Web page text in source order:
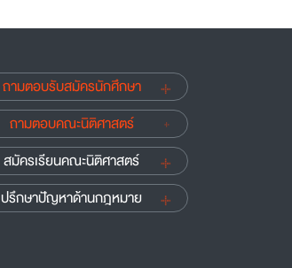
ถามตอบรับสมัครนักศึกษา
ถามตอบคณะนิติศาสตร์
สมัครเรียนคณะนิติศาสตร์
ปรึกษาปัญหาด้านกฎหมาย